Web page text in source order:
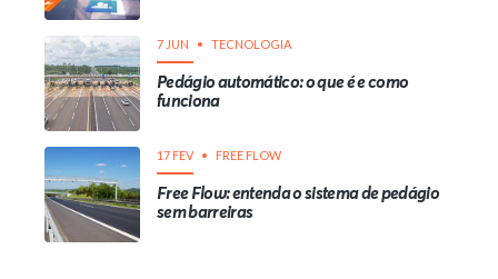
7 JUN TECNOLOGIA
Pedágio automático: o que é e como
funciona
17 FEV FREE FLOW
Free Flow: entenda o sistema de pedágio
sem barreiras